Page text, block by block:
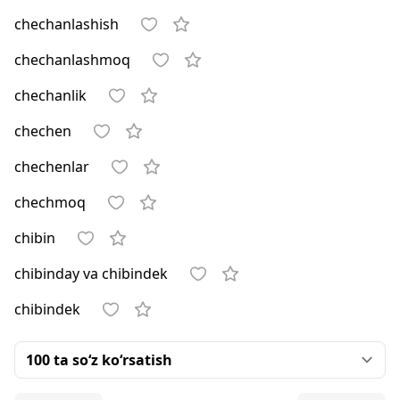
chechanlashish
chechanlashmoq
chechanlik
chechen
chechenlar
chechmoq
chibin
chibinday va chibindek
chibindek